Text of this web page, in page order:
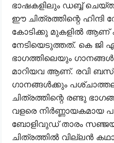
ഭാഷകളിലും ഡബ്ബ് ചെയ്തു
ഈ ചിത്രത്തിന്റെ
കോടിക്കു മുകളിൽ ആണ്
നേടിയെടുത്തത്. കെ
ഭാഗത്തിലെയും ഗാനങ്ങൾ
മാറിയവ ആണ്. രവി
ഗാനങ്ങൾക്കും
ചിത്രത്തിന്റെ രണ്ടു
വളരെ നിർണ്ണായകമായ
ബോളിവുഡ് താരം
ചിത്രത്തിൽ വില്ലൻ